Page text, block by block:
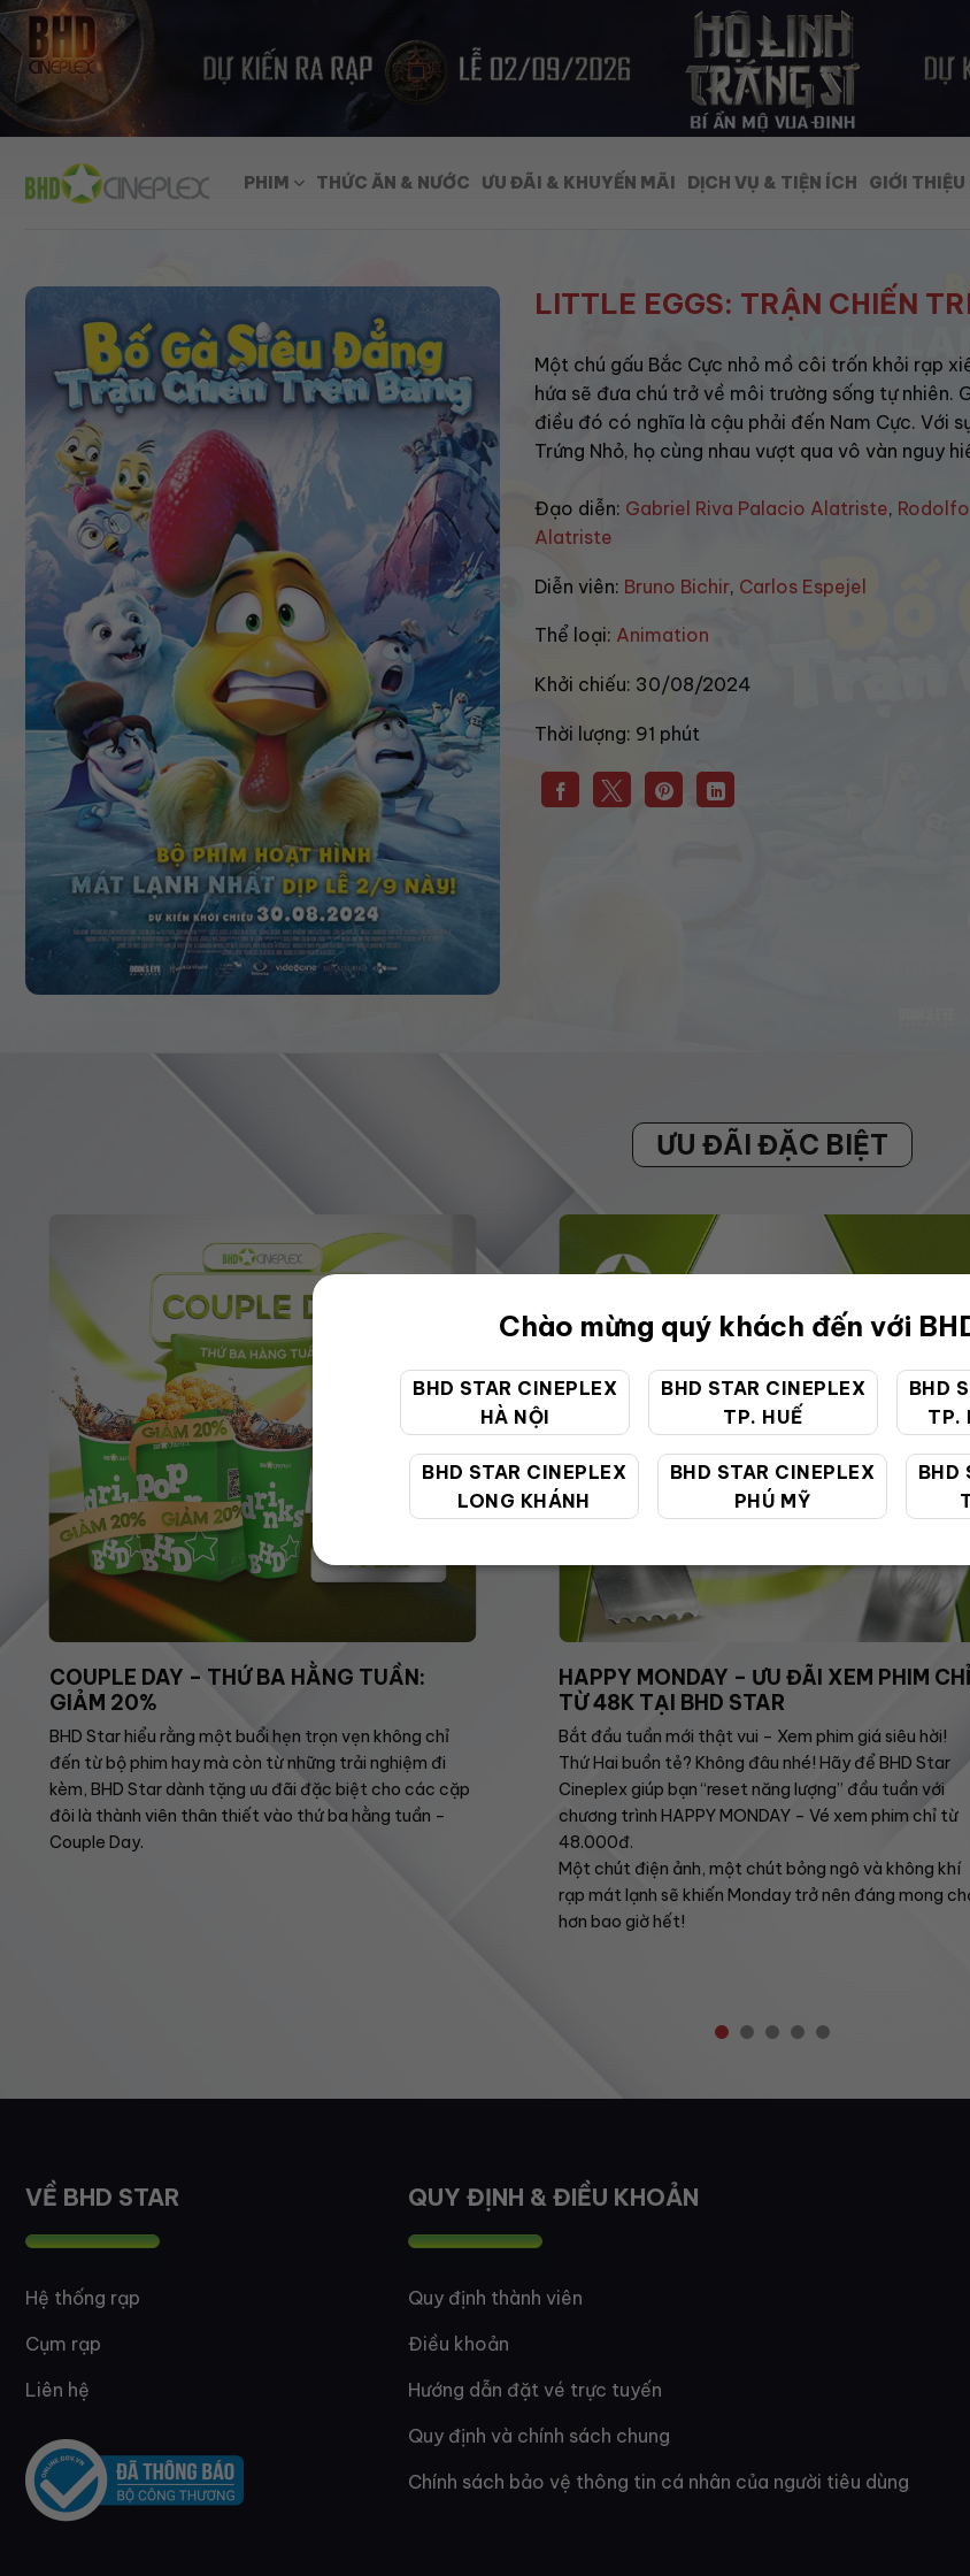
Chào mừng quý khách đến với
BHD STAR CINEPLEX
HÀ NỘI
BHD STAR CINEPLEX
TP. HUẾ
BHD
TP.
BHD STAR CINEPLEX
LONG KHÁNH
BHD STAR CINEPLEX
PHÚ MỸ
BHD
Skip
to
content
PHIM THỨC ĂN & NƯỚC ƯU ĐÃI & KHUYẾN MÃI DỊCH VỤ & TIỆN ÍCH GIỚI THIỆU
LITTLE EGGS: TRẬN CHIẾN
Một chú gấu Bắc Cực nhỏ mồ côi trốn khỏi rạp
hứa sẽ đưa chú trở về môi trường sống tự nhiên.
điều đó có nghĩa là cậu phải đến Nam Cực. Với
Trứng Nhỏ, họ cùng nhau vượt qua vô vàn nguy
Đạo diễn: Gabriel Riva Palacio Alatriste,
Alatriste
Diễn viên: Bruno Bichir, Carlos Espejel
Thể loại: Animation
Khởi chiếu: 30/08/2024
Thời lượng: 91 phút
ƯU ĐÃI ĐẶC BIỆT
COUPLE DAY – THỨ BA HẰNG TUẦN:
GIẢM 20%
BHD Star hiểu rằng một buổi hẹn trọn vẹn không chỉ
đến từ bộ phim hay mà còn từ những trải nghiệm đi
kèm, BHD Star dành tặng ưu đãi đặc biệt cho các cặp
đôi là thành viên thân thiết vào thứ ba hằng tuần –
Couple Day.
HAPPY MONDAY – ƯU ĐÃI XEM PHIM CHỈ
TỪ 48K TẠI BHD STAR
Bắt đầu tuần mới thật vui – Xem phim giá siêu hời!
Thứ Hai buồn tẻ? Không đâu nhé! Hãy để BHD Star
Cineplex giúp bạn “reset năng lượng” đầu tuần với
chương trình HAPPY MONDAY – Vé xem phim chỉ từ
48.000đ.
Một chút điện ảnh, một chút bỏng ngô và không khí
rạp mát lạnh sẽ khiến Monday trở nên đáng mong
hơn bao giờ hết!
VỀ BHD STAR
Hệ thống rạp
Cụm rạp
Liên hệ
QUY ĐỊNH & ĐIỀU KHOẢN
Quy định thành viên
Điều khoản
Hướng dẫn đặt vé trực tuyến
Quy định và chính sách chung
Chính sách bảo vệ thông tin cá nhân của người tiêu dùng